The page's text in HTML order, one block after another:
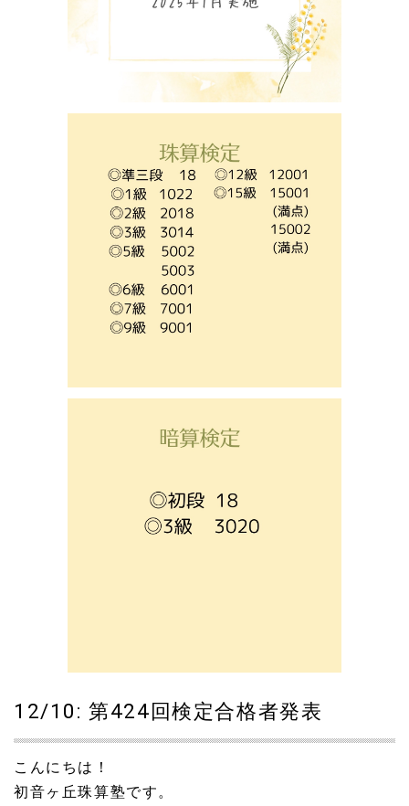
12/10: 第424回検定合格者発表
こんにちは！
初音ヶ丘珠算塾です。